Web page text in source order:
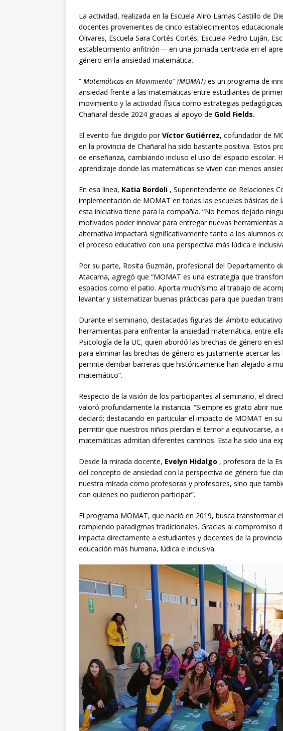
La actividad, realizada en la Escuela Aliro Lamas Castillo de
docentes provenientes de cinco establecimientos
Olivares, Escuela Sara Cortés Cortés, Escuela Pedro Luján,
establecimiento anfitrión— en una jornada centrada en el
género en la ansiedad matemática.
“ Matemáticas en Movimiento” (MOMAT) es un programa de
ansiedad frente a las matemáticas entre estudiantes de
movimiento y la actividad física como estrategias
Chañaral desde 2024 gracias al apoyo de Gold Fields.
El evento fue dirigido porVíctor Gutiérrez, cofundador de
en la provincia de Chañaral ha sido bastante positiva. Estos
de enseñanza, cambiando incluso el uso del espacio escolar.
aprendizaje donde las matemáticas se viven con menos
En esa línea, Katia Bordoli , Superintendente de Relaciones
implementación de MOMAT en todas las escuelas básicas de
esta iniciativa tiene para la compañía. “No hemos dejado
motivados poder innovar para entregar nuevas herramientas
alternativa impactará significativamente tanto a los alumnos
el proceso educativo con una perspectiva más lúdica e
Por su parte, Rosita Guzmán, profesional del Departamento
Atacama, agregó que “MOMAT es una estrategia que
espacios como el patio. Aporta muchísimo al trabajo de
levantar y sistematizar buenas prácticas para que puedan
Durante el seminario, destacadas figuras del ámbito
herramientas para enfrentar la ansiedad matemática, entre
Psicología de la UC, quien abordó las brechas de género en
para eliminar las brechas de género es justamente acercar
permite derribar barreras que históricamente han alejado a
matemático”.
Respecto de la visión de los participantes al seminario, el
valoró profundamente la instancia. “Siempre es grato abrir
declaró; destacando en particular el impacto de MOMAT en
permitir que nuestros niños pierdan el temor a equivocarse, a
matemáticas admitan diferentes caminos. Esta ha sido una
Desde la mirada docente, Evelyn Hidalgo , profesora de la
del concepto de ansiedad con la perspectiva de género fue
nuestra mirada como profesoras y profesores, sino que
con quienes no pudieron participar”.
El programa MOMAT, que nació en 2019, busca transformar
rompiendo paradigmas tradicionales. Gracias al compromiso
impacta directamente a estudiantes y docentes de la
educación más humana, lúdica e inclusiva.